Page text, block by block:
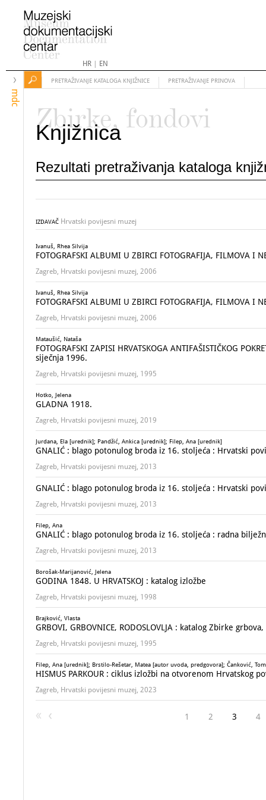
HR| EN
mdc
PRETRAŽIVANJE KATALOGA KNJIŽNICE PRETRAŽIVANJE PRINOVA
Zbirke, fondovi
Knjižnica
Rezultati pretraživanja kataloga
IZDAVAČ Hrvatski povijesni muzej
Ivanuš, Rhea Silvija
FOTOGRAFSKI ALBUMI U ZBIRCI FOTOGRAFIJA, FILMOVA I
Zagreb, Hrvatski povijesni muzej, 2006
Ivanuš, Rhea Silvija
FOTOGRAFSKI ALBUMI U ZBIRCI FOTOGRAFIJA, FILMOVA I
Zagreb, Hrvatski povijesni muzej, 2006
Mataušić, Nataša
FOTOGRAFSKI ZAPISI HRVATSKOGA ANTIFAŠISTIČKOG
siječnja 1996.
Zagreb, Hrvatski povijesni muzej, 1995
Hotko, Jelena
GLADNA 1918.
Zagreb, Hrvatski povijesni muzej, 2019
Jurdana, Ela [urednik]; Pandžić, Ankica [urednik]; Filep, Ana [urednik]
GNALIĆ : blago potonulog broda iz 16. stoljeća : Hrvatski
Zagreb, Hrvatski povijesni muzej, 2013
GNALIĆ : blago potonulog broda iz 16. stoljeća : Hrvatski
Zagreb, Hrvatski povijesni muzej, 2013
Filep, Ana
GNALIĆ : blago potonulog broda iz 16. stoljeća : radna
Zagreb, Hrvatski povijesni muzej, 2013
Borošak-Marijanović, Jelena
GODINA 1848. U HRVATSKOJ : katalog izložbe
Zagreb, Hrvatski povijesni muzej, 1998
Brajković, Vlasta
GRBOVI, GRBOVNICE, RODOSLOVLJA : katalog Zbirke
Zagreb, Hrvatski povijesni muzej, 1995
Filep, Ana [urednik]; Brstilo-Rešetar, Matea [autor uvoda, predgovora]; Čanković,
HISMUS PARKOUR : ciklus izložbi na otvorenom Hrvatskog
Zagreb, Hrvatski povijesni muzej, 2023
1 2 3 4